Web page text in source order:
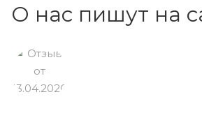
О нас пишут на